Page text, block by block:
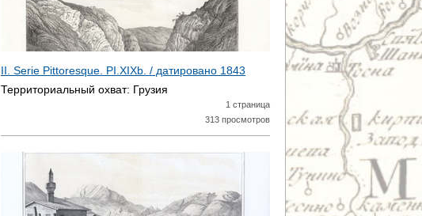
II. Serie Pittoresque. PI.XIXb. / датировано 1843
Территориальный охват: Грузия
1 страница
313 просмотров